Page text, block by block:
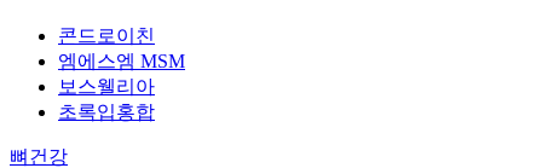
콘드로이친
엠에스엠 MSM
보스웰리아
초록입홍합
뼈건강